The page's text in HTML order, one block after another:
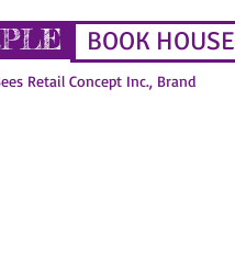
BOOK HOUSE
Retail Concept Inc., Brand